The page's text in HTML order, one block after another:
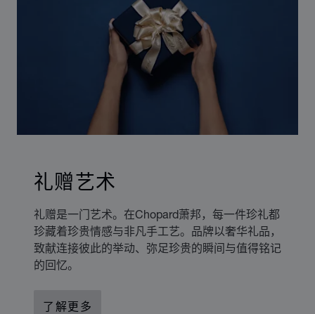
礼赠艺术
礼赠是一门艺术。在Chopard萧邦，每一件珍礼都
珍藏着珍贵情感与非凡手工艺。品牌以奢华礼品，
致献连接彼此的举动、弥足珍贵的瞬间与值得铭记
的回忆。
了解更多